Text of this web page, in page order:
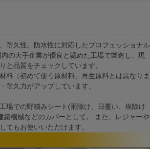
耐久性、防水性に対応したプロフェッショナル
の大手企業が優良と認めた工場で製造し、現
と品質をチェックしています。
料（初めて使う原材料、再生原料とは異なりま
耐久力がアップしています。
場での野積みシート(雨除け、日覆い、埃除け
築機械などのカバーとして。 また、レジャーや
てもお使いいただけます。